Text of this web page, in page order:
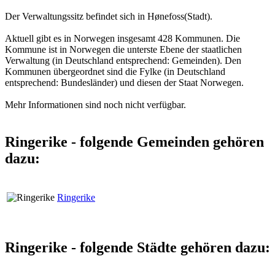
Der Verwaltungssitz befindet sich in Hønefoss(Stadt).
Aktuell gibt es in Norwegen insgesamt 428 Kommunen. Die
Kommune ist in Norwegen die unterste Ebene der staatlichen
Verwaltung (in Deutschland entsprechend: Gemeinden). Den
Kommunen übergeordnet sind die Fylke (in Deutschland
entsprechend: Bundesländer) und diesen der Staat Norwegen.
Mehr Informationen sind noch nicht verfügbar.
Ringerike - folgende Gemeinden gehören
dazu:
Ringerike
Ringerike - folgende Städte gehören dazu: